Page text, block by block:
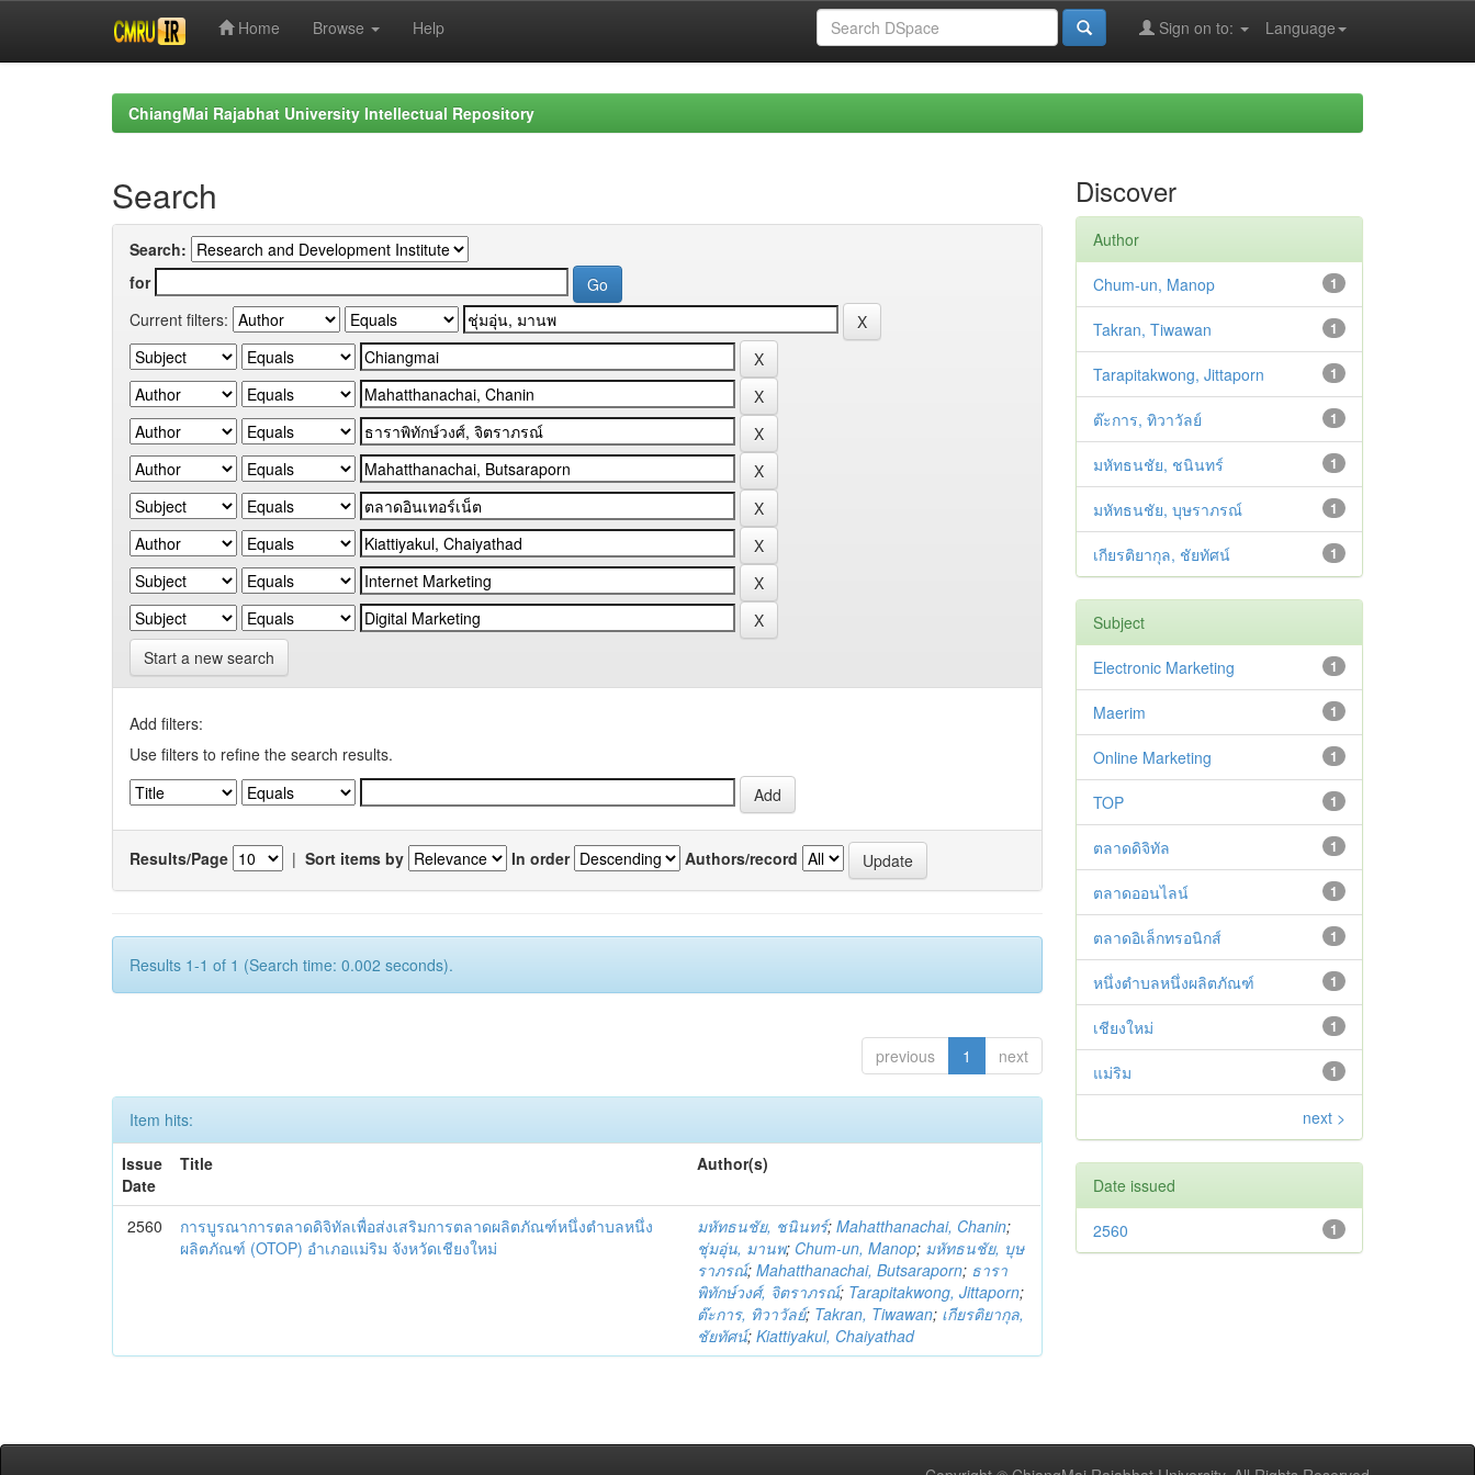
Home Browse Help Language
Sign on to:
ChiangMai Rajabhat University Intellectual Repository
Search
Search:
for
Current filters:
Start a new search
Add filters:
Use filters to refine the search results.
Results/Page | Sort items by In order Authors/record
Results 1-1 of 1 (Search time: 0.002 seconds).
previous 1 next
Item hits:
Issue
Date
Title Author(s)
2560
การบูรณาการตลาดดิจิทัลเพื่อส่งเสริมการตลาดผลิตภัณฑ์หนึ่งตำบลหนึ่ง
ผลิตภัณฑ์ (OTOP) อำเภอแม่ริม จังหวัดเชียงใหม่
มหัทธนชัย, ชนินทร์;Mahatthanachai, Chanin;
ชุ่มอุ่น, มานพ; Chum-un, Manop; มหัทธนชัย, บุษ
ราภรณ์;Mahatthanachai, Butsaraporn; ธารา
พิทักษ์วงศ์, จิตราภรณ์; Tarapitakwong, Jittaporn;
ต๊ะการ, ทิวาวัลย์; Takran, Tiwawan; เกียรติยากุล,
ชัยทัศน์;Kiattiyakul, Chaiyathad
Discover
Author
1
Chum-un, Manop
1
Takran, Tiwawan
1
Tarapitakwong, Jittaporn
1
ต๊ะการ, ทิวาวัลย์
1
มหัทธนชัย, ชนินทร์
1
มหัทธนชัย, บุษราภรณ์
1
เกียรติยากุล, ชัยทัศน์
Subject
1
Electronic Marketing
1
Maerim
1
Online Marketing
1
TOP
1
ตลาดดิจิทัล
1
ตลาดออนไลน์
1
ตลาดอิเล็กทรอนิกส์
1
หนึ่งตำบลหนึ่งผลิตภัณฑ์
1
เชียงใหม่
1
แม่ริม
next >
Date issued
1
2560